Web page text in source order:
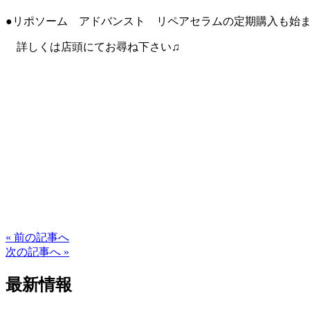
●リポソーム アドバンスト リペアセラムの定期購入も始ま
詳しくは店頭にてお尋ね下さい♫
« 前の記事へ
次の記事へ »
最新情報